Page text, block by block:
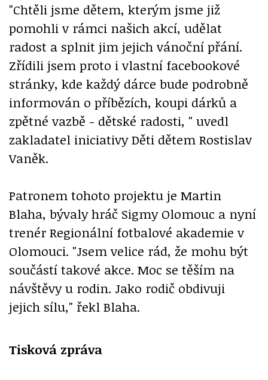
"Chtěli jsme dětem, kterým jsme již
pomohli v rámci našich akcí, udělat
radost a splnit jim jejich vánoční přání.
Zřídili jsem proto i vlastní facebookové
stránky, kde každý dárce bude podrobně
informován o příbězích, koupi dárků a
zpětné vazbě - dětské radosti, " uvedl
zakladatel iniciativy Děti dětem Rostislav
Vaněk.
Patronem tohoto projektu je Martin
Blaha, bývaly hráč Sigmy Olomouc a nyní
trenér Regionální fotbalové akademie v
Olomouci. "Jsem velice rád, že mohu být
součástí takové akce. Moc se těším na
návštěvy u rodin. Jako rodič obdivuji
jejich sílu," řekl Blaha.
Tisková zpráva